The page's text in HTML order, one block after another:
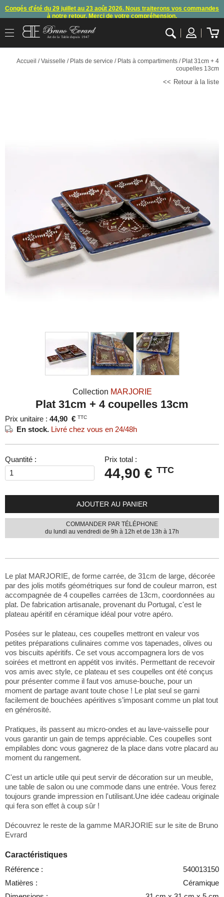
Congés d'été du 29 juillet au 23 août 2026. Nous traiterons vos commandes
à notre retour. Merci de votre compréhension.
Arret des commandes et expéditions. Nous vous donnons rendez-vous à
En raison d'un souci technique, le mode de règlement par carte bancaire et
, merci de nous contacter ou attendre notre
Art de la Table depuis 1947
Accueil /Vaisselle / Plats de service / Plats à compartiments / Plat 31cm + 4
coupelles 13cm
Retour à la liste
Collection MARJORIE
Plat 31cm + 4 coupelles 13cm
Prix unitaire : 44,90 € TTC
En stock. Livré chez vous en 24/48h
Quantité : Prix total :
44,90 € TTC
AJOUTER AU PANIER
COMMANDER PAR TÉLÉPHONE
du lundi au vendredi de 9h à 12h et de 13h à 17h
Le plat MARJORIE, de forme carrée, de 31cm de large, décorée
par des jolis motifs géométriques sur fond de couleur marron, est
accompagnée de 4 coupelles carrées de 13cm, coordonnées au
plat. De fabrication artisanale, provenant du Portugal, c'est le
plateau apéritif en céramique idéal pour votre apéro.
Posées sur le plateau, ces coupelles mettront en valeur vos
petites préparations culinaires comme vos tapenades, olives ou
vos biscuits apéritifs. Ce set vous accompagnera lors de vos
soirées et mettront en appétit vos invités. Permettant de recevoir
vos amis avec style, ce plateau et ses coupelles ont été conçus
pour présenter comme il faut vos amuse-bouche, pour un
moment de partage avant toute chose ! Le plat seul se garni
facilement de bouchées apéritives s’imposant comme un plat tout
en générosité.
Pratiques, ils passent au micro-ondes et au lave-vaisselle pour
vous garantir un gain de temps appréciable. Ces coupelles sont
empilables donc vous gagnerez de la place dans votre placard au
moment du rangement.
C'est un article utile qui peut servir de décoration sur un meuble,
une table de salon ou une commode dans une entrée. Vous ferez
toujours grande impression en l'utilisant.Une idée cadeau originale
qui fera son effet à coup sûr !
Découvrez le reste de la gamme MARJORIE sur le site de Bruno
Evrard
Caractéristiques
Référence :
540013150
Matières :
Céramique